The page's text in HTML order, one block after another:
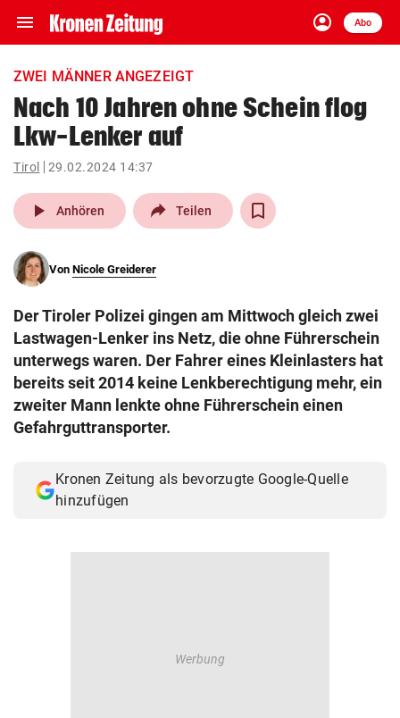
menu Navigation
ein-/ausklappen
account_circle
Anmelden
Abo
close Schließen
account_circle Anmelden
pin_drop
Wien arrow_right
search
eingeben
Muthgasse 2, 1190 Wien
ZWEI MÄNNER ANGEZEIGT
Nach 10 Jahren ohne Schein flog
Lkw-Lenker auf
Tirol 29.02.2024 14:37
play_arrow Anhören Teilen
Von Nicole Greiderer
Der Tiroler Polizei gingen am Mittwoch gleich zwei
Lastwagen-Lenker ins Netz, die ohne Führerschein
unterwegs waren. Der Fahrer eines Kleinlasters hat
bereits seit 2014 keine Lenkberechtigung mehr, ein
zweiter Mann lenkte ohne Führerschein einen
Gefahrguttransporter.
Kronen Zeitung als bevorzugte Google-Quelle
hinzufügen